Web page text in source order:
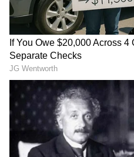
"ರಾಜಕೀಯ ಬೇಡ,
ಕನಕೋತ್ಸವದಲ್ಲಿ ರಿಷಬ್
Shetty speech |
ಶೇ.50 ರಿಂದ ಶೇ.18 ಕ್ಕೆ
ಟ್ರಂಪ್ ಐತಿಹಾಸಿಕ ಒಪ್ಪಂದ |
Trade Deal | Party